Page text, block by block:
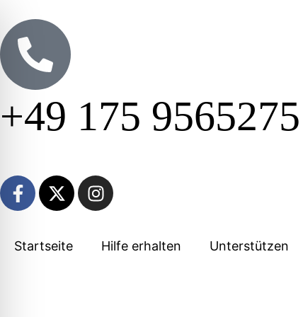
+49 175 9565275
Startseite Hilfe erhalten Unterstützen